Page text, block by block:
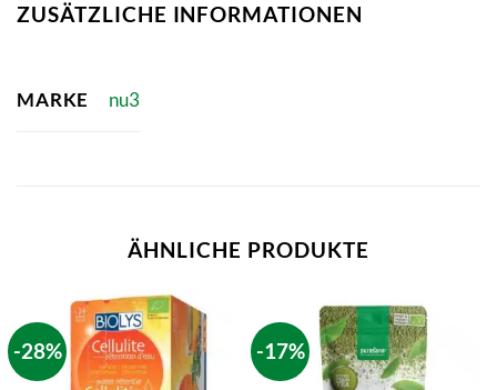
ZUSÄTZLICHE INFORMATIONEN
MARKE nu3
ÄHNLICHE PRODUKTE
-28% -17%